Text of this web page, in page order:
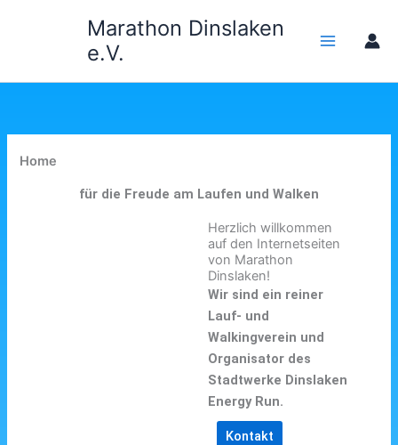
Marathon Dinslaken
e.V.
Home
für die Freude am Laufen und Walken
Herzlich willkommen
auf den Internetseiten
von Marathon
Dinslaken!
Wir sind ein reiner
Lauf- und
Walkingverein und
Organisator des
Stadtwerke Dinslaken
Energy Run.
Kontakt